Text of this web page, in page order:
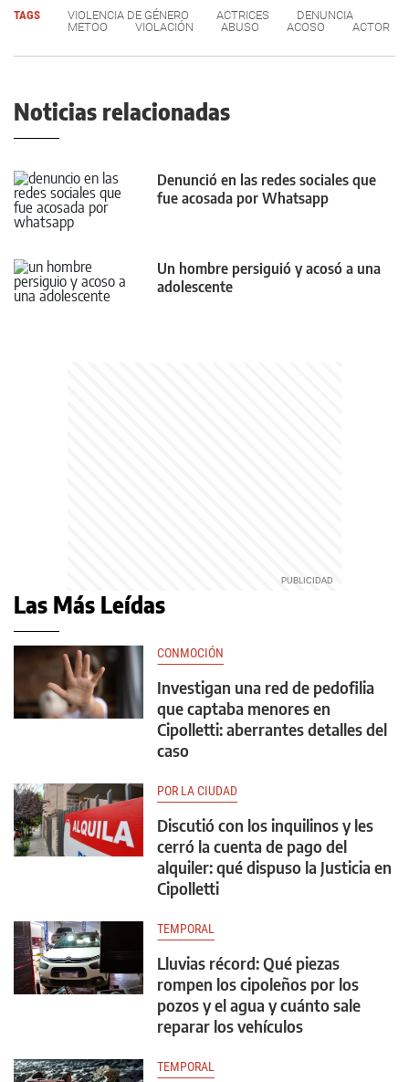
TAGS VIOLENCIA DE GÉNERO ACTRICES
DENUNCIA
METOO
VIOLACIÓN ABUSO ACOSO ACTOR
Noticias relacionadas
Denunció en las redes sociales que
fue acosada por Whatsapp
Un hombre persiguió y acosó a una
adolescente
Las Más Leídas
CONMOCIÓN
Investigan una red de pedofilia
que captaba menores en
Cipolletti: aberrantes detalles del
caso
POR LA CIUDAD
Discutió con los inquilinos y les
cerró la cuenta de pago del
alquiler: qué dispuso la Justicia en
Cipolletti
TEMPORAL
Lluvias récord: Qué piezas
rompen los cipoleños por los
pozos y el agua y cuánto sale
reparar los vehículos
TEMPORAL